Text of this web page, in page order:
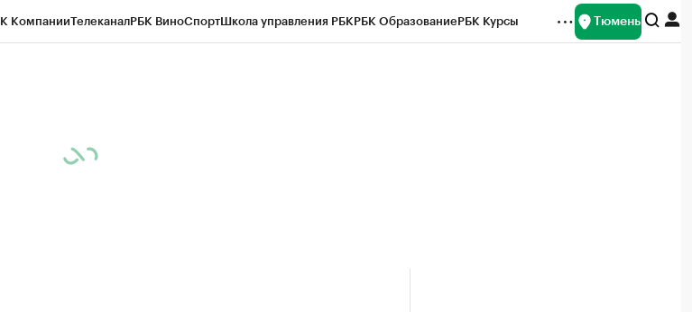
КомпанииТелеканалРБК ВиноСпортШкола управления РБКРБК ОбразованиеРБК Курсы Тюмень